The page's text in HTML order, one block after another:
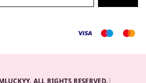
ALL RIGHTS RESERVED. |